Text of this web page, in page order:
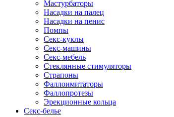
Мастурбаторы
Насадки на палец
Насадки на пенис
Помпы
Секс-куклы
Секс-машины
Секс-мебель
Стеклянные стимуляторы
Страпоны
Фаллоимитаторы
Фаллопротезы
Эрекционные кольца
Секс-белье